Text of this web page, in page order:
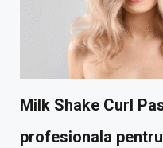
Milk Shake Curl
profesionala